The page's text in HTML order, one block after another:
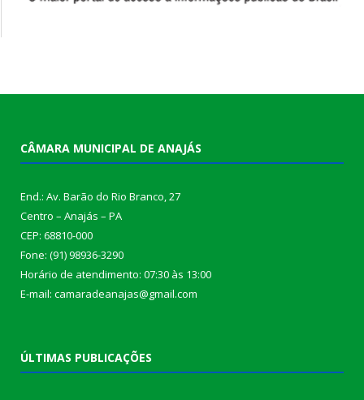
CÂMARA MUNICIPAL DE ANAJÁS
End.: Av. Barão do Rio Branco, 27
Centro – Anajás – PA
CEP: 68810-000
Fone: (91) 98936-3290
Horário de atendimento: 07:30 às 13:00
E-mail: camaradeanajas@gmail.com
ÚLTIMAS PUBLICAÇÕES